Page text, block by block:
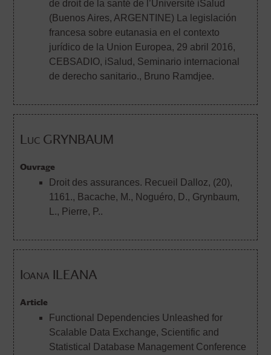
de droit de la santé de l’Université iSalud
(Buenos Aires, ARGENTINE) La legislación
francesa sobre eutanasia en el contexto
jurídico de la Union Europea, 29 abril 2016,
CEBSADIO, iSalud, Seminario internacional
de derecho sanitario., Bruno Ramdjee.
Luc GRYNBAUM
Ouvrage
Droit des assurances. Recueil Dalloz, (20),
1161., Bacache, M., Noguéro, D., Grynbaum,
L., Pierre, P..
Ioana ILEANA
Article
Functional Dependencies Unleashed for
Scalable Data Exchange, Scientific and
Statistical Database Management Conference